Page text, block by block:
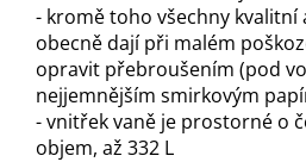
- kromě toho všechny kvalitní
obecně dají při malém
opravit přebroušením (pod
nejjemnějším smirkovým
- vnitřek vaně je prostorné o
objem, až 332 L